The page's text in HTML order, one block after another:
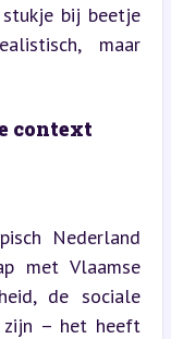
bij beetje
maar
context
Nederland
met Vlaamse
de sociale
zijn – het heeft